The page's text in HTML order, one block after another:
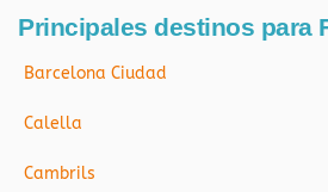
Principales destinos para
Barcelona Ciudad
Calella
Cambrils